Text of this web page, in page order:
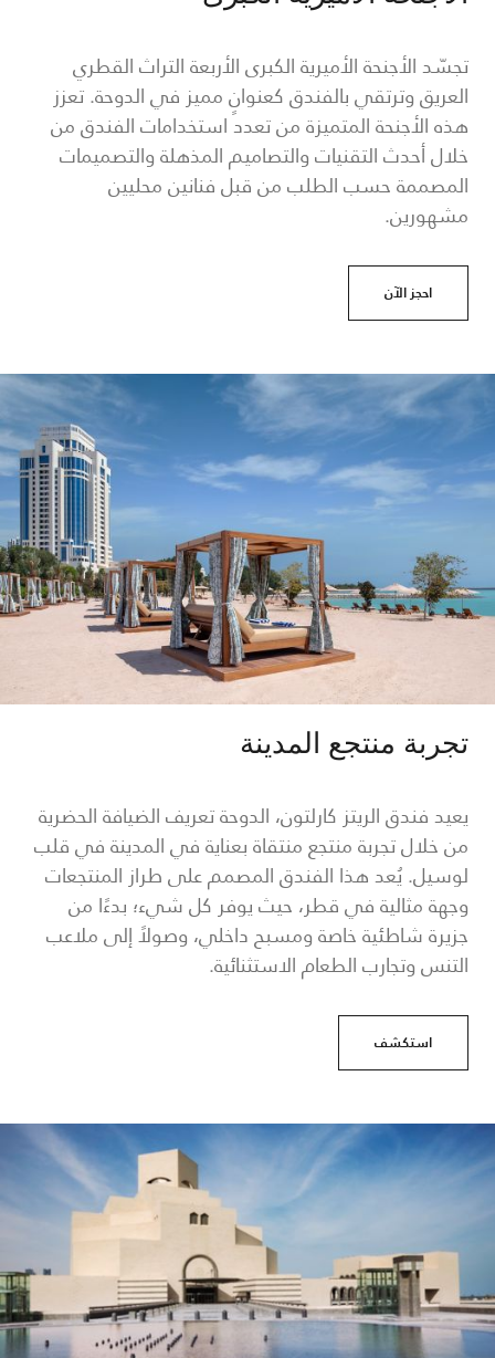
تجسّد الأجنحة الأميرية الكبرى الأربعة التراث القطري
العريق وترتقي بالفندق كعنوانٍ مميز في الدوحة. تعزز
هذه الأجنحة المتميزة من تعدد استخدامات الفندق من
خلال أحدث التقنيات والتصاميم المذهلة والتصميمات
المصممة حسب الطلب من قبل فنانين محليين
مشهورين.
احجز الآن
تجربة منتجع المدينة
يعيد فندق الريتز كارلتون، الدوحة تعريف الضيافة الحضرية
من خلال تجربة منتجع منتقاة بعناية في المدينة في قلب
لوسيل. يُعد هذا الفندق المصمم على طراز المنتجعات
وجهة مثالية في قطر، حيث يوفر كل شيء؛ بدءًا من
جزيرة شاطئية خاصة ومسبح داخلي، وصولاً إلى ملاعب
التنس وتجارب الطعام الاستثنائية.
استكشف